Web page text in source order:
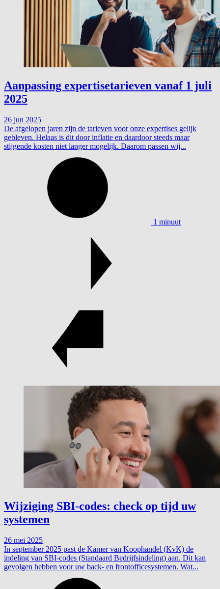
Aanpassing expertisetarieven vanaf 1 juli
2025
26 jun 2025
De afgelopen jaren zijn de tarieven voor onze expertises gelijk
gebleven. Helaas is dit door inflatie en daardoor steeds maar
stijgende kosten niet langer mogelijk. Daarom passen wij...
1 minuut
Wijziging SBI-codes: check op tijd uw
systemen
26 mei 2025
In september 2025 past de Kamer van Koophandel (KvK) de
indeling van SBI-codes (Standaard Bedrijfsindeling) aan. Dit kan
gevolgen hebben voor uw back- en frontofficesystemen. Wat...